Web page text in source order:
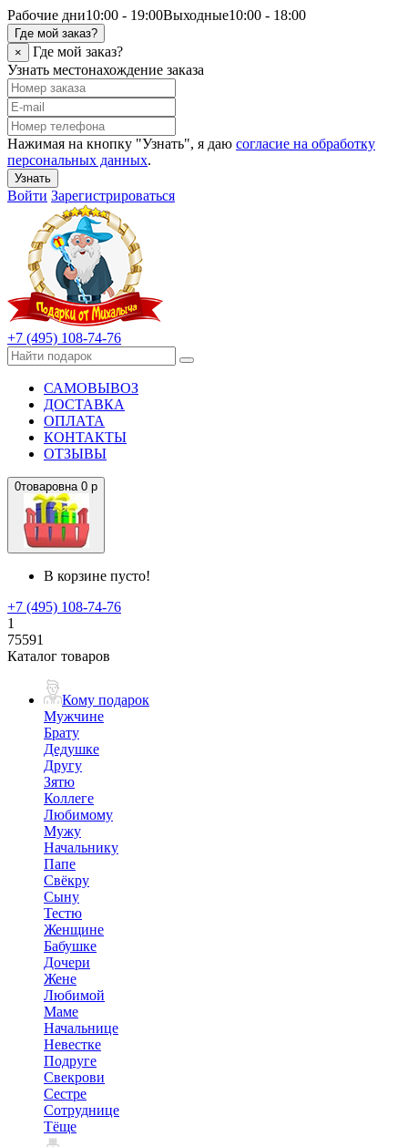
Рабочие дни10:00 - 19:00Выходные10:00 - 18:00
Где мой заказ?
×
Где мой заказ?
Узнать местонахождение заказа
Нажимая на кнопку "Узнать", я даю согласие на обработку
персональных данных.
Узнать
Войти Зарегистрироваться
+7 (495) 108-74-76
САМОВЫВОЗ
ДОСТАВКА
ОПЛАТА
КОНТАКТЫ
ОТЗЫВЫ
0товаровна 0 р
В корзине пусто!
+7 (495) 108-74-76
1
75591
Каталог товаров
Кому подарок
Мужчине
Брату
Дедушке
Другу
Зятю
Коллеге
Любимому
Мужу
Начальнику
Папе
Свёкру
Сыну
Тестю
Женщине
Бабушке
Дочери
Жене
Любимой
Маме
Начальнице
Невестке
Подруге
Свекрови
Сестре
Сотруднице
Тёще